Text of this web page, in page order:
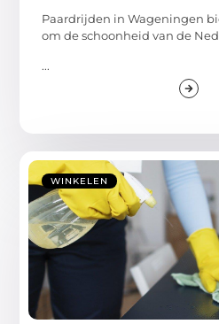
Paardrijden in Wageningen
om de schoonheid van de
...
WINKELEN